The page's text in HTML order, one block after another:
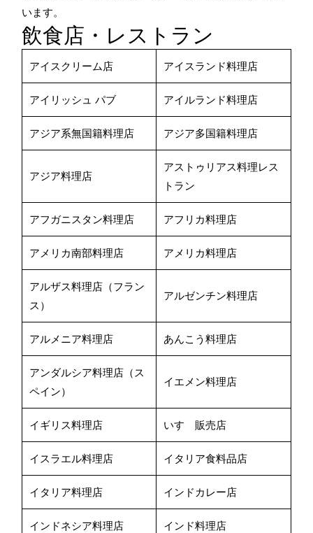
います。
飲食店・レストラン
アイスクリーム店 アイスランド料理店
アイリッシュ パブ アイルランド料理店
アジア系無国籍料理店 アジア多国籍料理店
アジア料理店
アストゥリアス料理レス
トラン
アフガニスタン料理店 アフリカ料理店
アメリカ南部料理店 アメリカ料理店
アルザス料理店（フラン
ス）
アルゼンチン料理店
アルメニア料理店 あんこう料理店
アンダルシア料理店（ス
ペイン）
イエメン料理店
イギリス料理店 いすゞ販売店
イスラエル料理店 イタリア食料品店
イタリア料理店 インドカレー店
インドネシア料理店 インド料理店